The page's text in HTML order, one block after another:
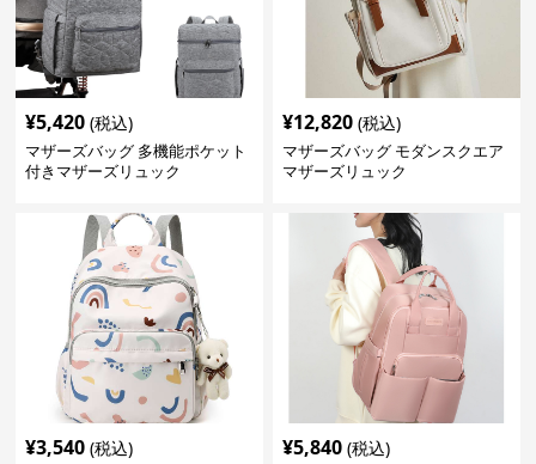
¥5,420 (税込)
マザーズバッグ 多機能ポケット
付きマザーズリュック
¥12,820 (税込)
マザーズバッグ モダンスクエア
マザーズリュック
¥3,540 (税込) ¥5,840 (税込)